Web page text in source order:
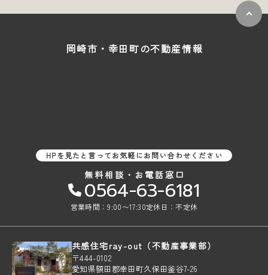
岡崎市・幸田町の不動産情報
HPを見たと言ってお気軽にお問い合わせください
無料相談・お電話窓口
0564-63-6181
営業時間：9:00〜17:30定休日：不定休
共感住宅ray-out（不動産事業部）
〒444-0102
愛知県額田郡幸田町久保田釜谷7-26